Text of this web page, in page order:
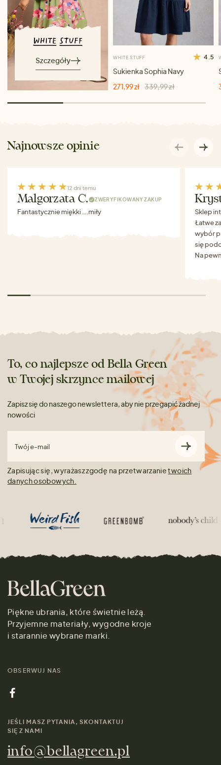
Szczegóły WHITE STUFF 4.5
Sukienka Sophia Navy
271,99 zł 339,99 zł
Najnowsze opinie
12 dni temu
Malgorzata C. ZWERYFIKOWANY ZAKUP
Fantastycznie miękki ….miły
Sklep
Łatwe
wybór
się
Na
To, co najlepsze od Bella Green
w Twojej skrzynce mailowej
Zapisz się do naszego newslettera, aby nie przegapić żadnej
nowości
Twój e-mail
Zapisując się, wyrażasz zgodę na przetwarzanietwoich
danych osobowych.
Piękne ubrania, które świetnie leżą.
Przyjemne materiały, wygodne kroje
i starannie wybrane marki.
OBSERWUJ NAS
JEŚLI MASZ PYTANIA, SKONTAKTUJ
SIĘ Z NAMI
info@bellagreen.pl